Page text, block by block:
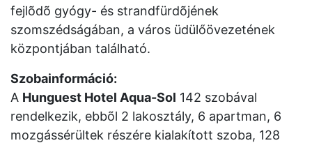
fejlõdõ gyógy- és strandfürdõjének
szomszédságában, a város üdülőövezetének
központjában található.
Szobainformáció:
A Hunguest Hotel Aqua-Sol 142 szobával
rendelkezik, ebbõl 2 lakosztály, 6 apartman, 6
mozgássérültek részére kialakított szoba, 128